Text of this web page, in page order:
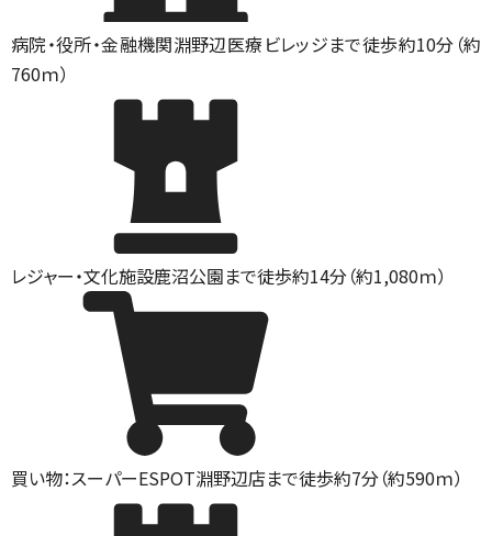
病院・役所・金融機関淵野辺医療ビレッジまで徒歩約10分（約
760ｍ）
レジャー・文化施設鹿沼公園まで徒歩約14分（約1,080ｍ）
買い物：スーパーESPOT淵野辺店まで徒歩約7分（約590ｍ）